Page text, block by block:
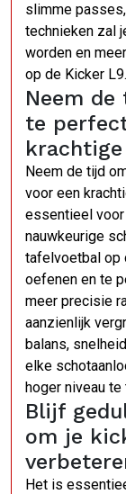
slimme
technieken zal
worden en
op de Kicker L9.
Neem
te
Neem de tijd
voor een
essentieel voor
nauwkeurige
tafelvoetbal op
oefenen en te
meer precisie
aanzienlijk
balans,
elke
hoger niveau te
Blijf
om je
Het is